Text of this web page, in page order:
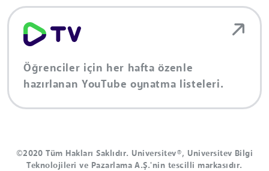
Öğrenciler için her hafta özenle
hazırlanan YouTube oynatma listeleri.
©2020 Tüm Hakları Saklıdır. Universitev®, Universitev Bilgi
Teknolojileri ve Pazarlama A.Ş.'nin tescilli markasıdır.